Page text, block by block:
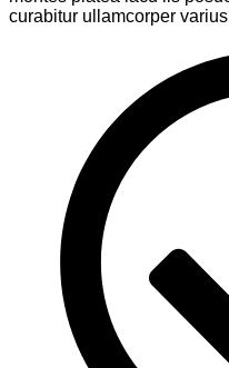
curabitur ullamcorper varius